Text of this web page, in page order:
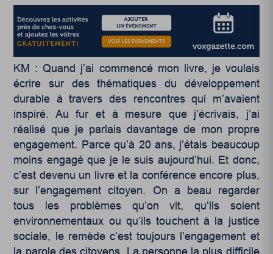
KM : Quand j’ai commencé mon livre, je voulais
écrire sur des thématiques du développement
durable à travers des rencontres qui m’avaient
inspiré. Au fur et à mesure que j’écrivais, j’ai
réalisé que je parlais davantage de mon propre
engagement. Parce qu’à 20 ans, j’étais beaucoup
moins engagé que je le suis aujourd’hui. Et donc,
c’est devenu un livre et la conférence encore plus,
sur l’engagement citoyen. On a beau regarder
tous les problèmes qu’on vit, qu’ils soient
environnementaux ou qu’ils touchent à la justice
sociale, le remède c’est toujours l’engagement et